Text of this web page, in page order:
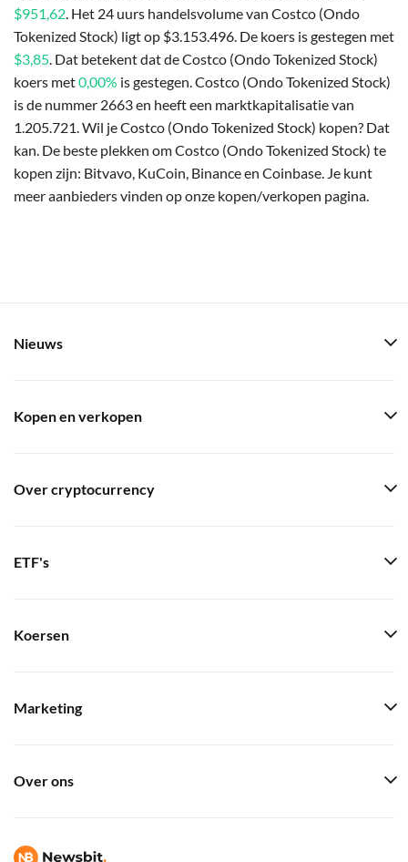
$951,62. Het 24 uurs handelsvolume van Costco (Ondo
Tokenized Stock) ligt op $3.153.496. De koers is gestegen met
$3,85. Dat betekent dat de Costco (Ondo Tokenized Stock)
koers met0,00% is gestegen. Costco (Ondo Tokenized Stock)
is de nummer 2663 en heeft een marktkapitalisatie van
1.205.721. Wil je Costco (Ondo Tokenized Stock) kopen? Dat
kan. De beste plekken om Costco (Ondo Tokenized Stock) te
kopen zijn: Bitvavo, KuCoin, Binance en Coinbase. Je kunt
meer aanbieders vinden op onze kopen/verkopen pagina.
Nieuws
Kopen en verkopen
Over cryptocurrency
ETF's
Koersen
Marketing
Over ons